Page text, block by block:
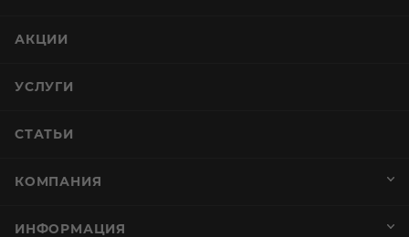
АКЦИИ
УСЛУГИ
СТАТЬИ
КОМПАНИЯ
ИНФОРМАЦИЯ